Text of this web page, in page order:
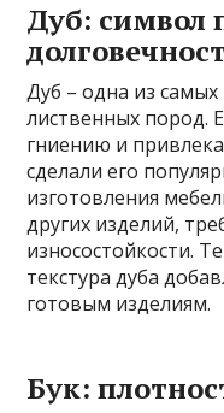
Дуб: символ
Дуб – одна из
лиственных пород.
гниению и
сделали его
изготовления
других изделий,
износостойкости.
текстура дуба
готовым изделиям.
Бук: